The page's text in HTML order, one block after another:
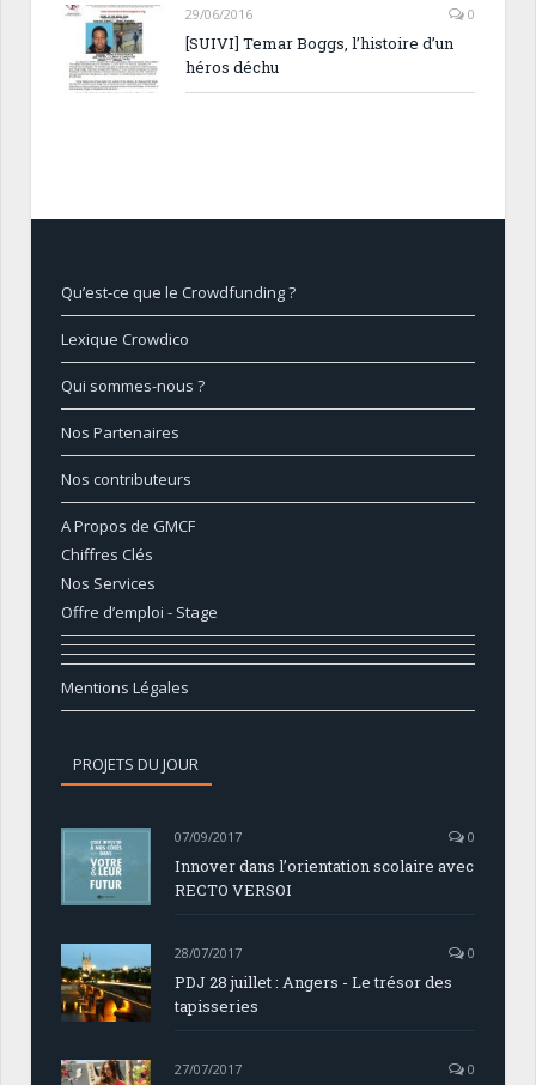
29/06/2016 0
[SUIVI] Temar Boggs, l’histoire d’un
héros déchu
Qu’est-ce que le Crowdfunding ?
Lexique Crowdico
Qui sommes-nous ?
Nos Partenaires
Nos contributeurs
A Propos de GMCF
Chiffres Clés
Nos Services
Offre d’emploi - Stage
Mentions Légales
PROJETS DU JOUR
07/09/2017 0
Innover dans l’orientation scolaire avec
RECTO VERSOI
28/07/2017 0
PDJ 28 juillet : Angers - Le trésor des
tapisseries
27/07/2017 0